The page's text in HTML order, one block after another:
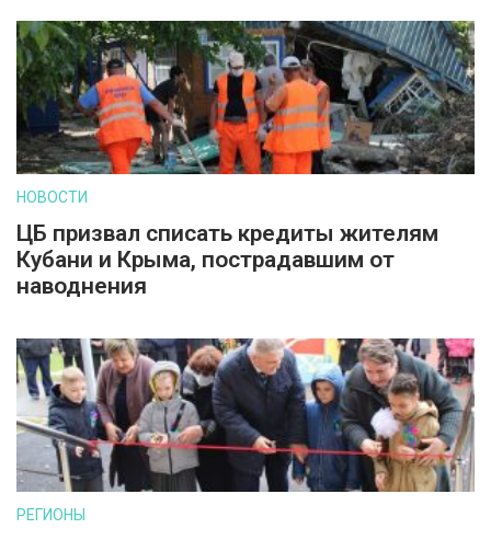
НОВОСТИ
ЦБ призвал списать кредиты жителям
Кубани и Крыма, пострадавшим от
наводнения
РЕГИОНЫ